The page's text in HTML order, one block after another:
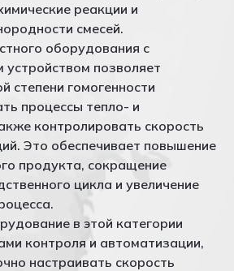
реакции и
смесей.
оборудования с
позволяет
степени гомогенности
процессы тепло- и
контролировать скорость
Это обеспечивает повышение
продукта, сокращение
цикла и увеличение
в этой категории
контроля и автоматизации,
настраивать скорость